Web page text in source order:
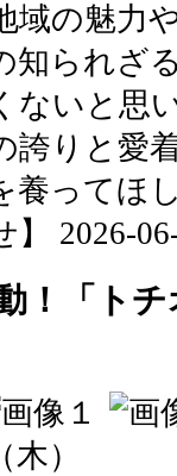
域の魅力
知られざ
ないと思
誇りと愛
養ってほ
】 2026-
！「ト
）